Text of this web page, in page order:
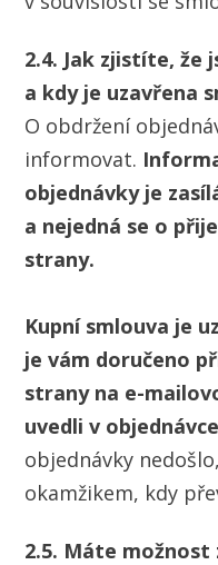
2.4. Jak zjistíte, že
a kdy je uzavřena
O obdržení
informovat.
objednávky je
a nejedná se o
strany.
Kupní smlouva je
je vám doručeno
strany na e-
uvedli v
objednávky
okamžikem, kdy
2.5. Máte